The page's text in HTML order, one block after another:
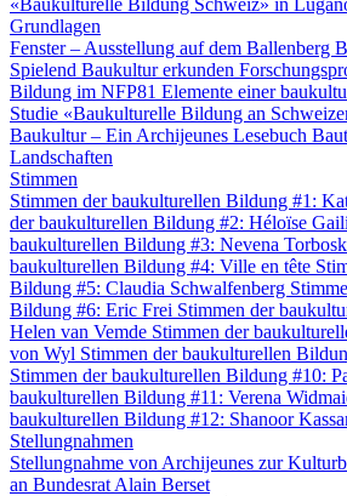
«Baukulturelle Bildung Schweiz» in
Grundlagen
Fenster – Ausstellung auf dem Ballenberg
Spielend Baukultur erkunden
Bildung im NFP81 Elemente einer
Studie «Baukulturelle Bildung an
Baukultur – Ein Archijeunes Lesebuch
Landschaften
Stimmen
Stimmen der baukulturellen Bildung #1:
der baukulturellen Bildung #2: Héloïse
baukulturellen Bildung #3: Nevena
baukulturellen Bildung #4: Ville en tête
Bildung #5: Claudia Schwalfenberg
Bildung #6: Eric Frei Stimmen der
Helen van Vemde Stimmen der
von Wyl Stimmen der baukulturellen
Stimmen der baukulturellen Bildung #10:
baukulturellen Bildung #11: Verena
baukulturellen Bildung #12: Shanoor
Stellungnahmen
Stellungnahme von Archijeunes zur
an Bundesrat Alain Berset